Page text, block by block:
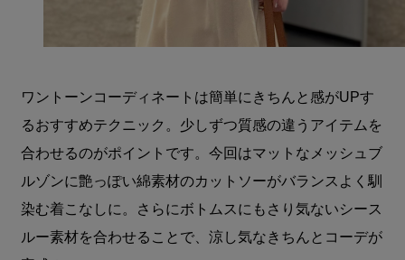
ワントーンコーディネートは簡単にきちんと感がUPす
るおすすめテクニック。少しずつ質感の違うアイテムを
合わせるのがポイントです。今回はマットなメッシュブ
ルゾンに艶っぽい綿素材のカットソーがバランスよく馴
染む着こなしに。さらにボトムスにもさり気ないシース
ルー素材を合わせることで、涼し気なきちんとコーデが